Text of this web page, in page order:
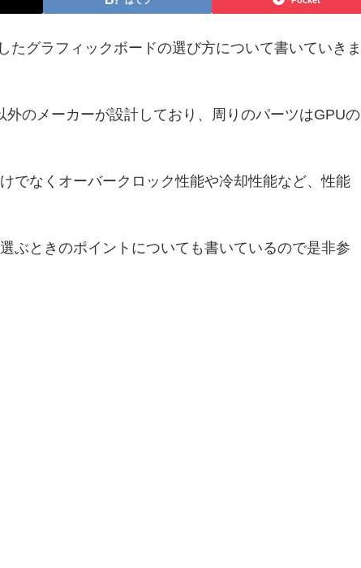
たグラフィックボードの選び方について書いていきま
のメーカーが設計しており、周りのパーツはGPUの
でなくオーバークロック性能や冷却性能など、性能
ぶときのポイントについても書いているので是非参